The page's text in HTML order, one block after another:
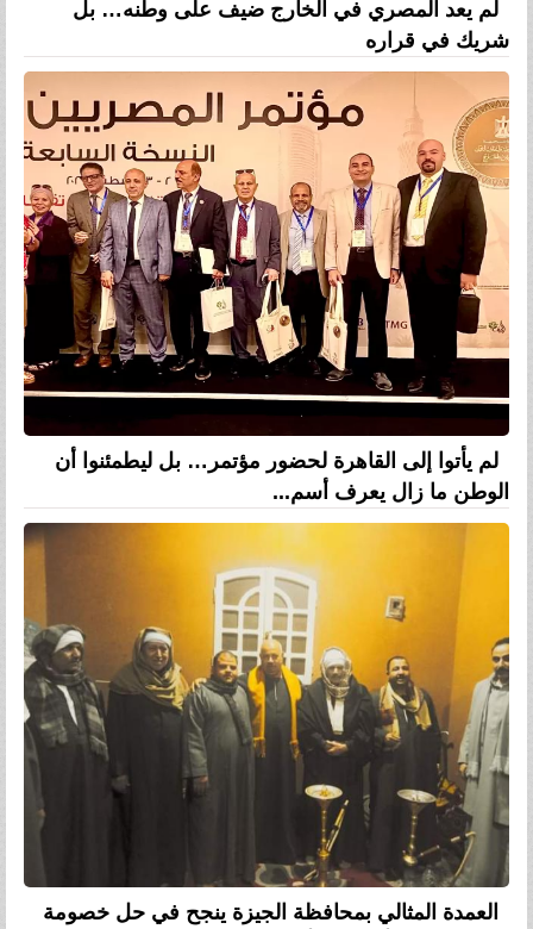
لم يعد المصري في الخارج ضيف على وطنه… بل
شريك في قراره
لم يأتوا إلى القاهرة لحضور مؤتمر… بل ليطمئنوا أن
الوطن ما زال يعرف أسم...
العمدة المثالي بمحافظة الجيزة ينجح في حل خصومة